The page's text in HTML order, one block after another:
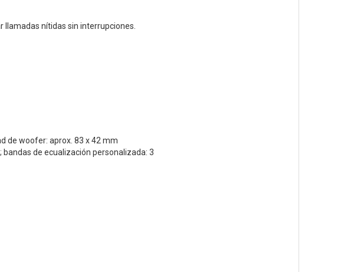
llamadas nítidas sin interrupciones.
de woofer: aprox. 83 x 42 mm
bandas de ecualización personalizada: 3